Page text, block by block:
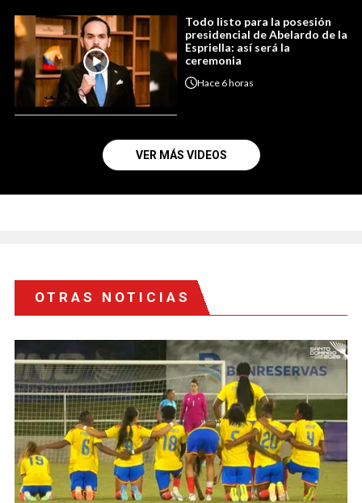
Todo listo para la posesión
presidencial de Abelardo de la
Espriella: así será la
ceremonia
Hace 6 horas
VER MÁS VIDEOS
OTRAS NOTICIAS